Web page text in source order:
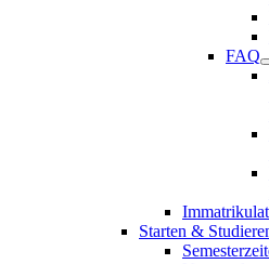
FAQ
Starten &